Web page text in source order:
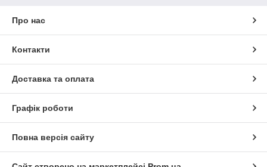
Про нас
Контакти
Доставка та оплата
Графік роботи
Повна версія сайту